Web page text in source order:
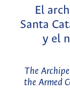
El
Santa
y el
The
the Armed